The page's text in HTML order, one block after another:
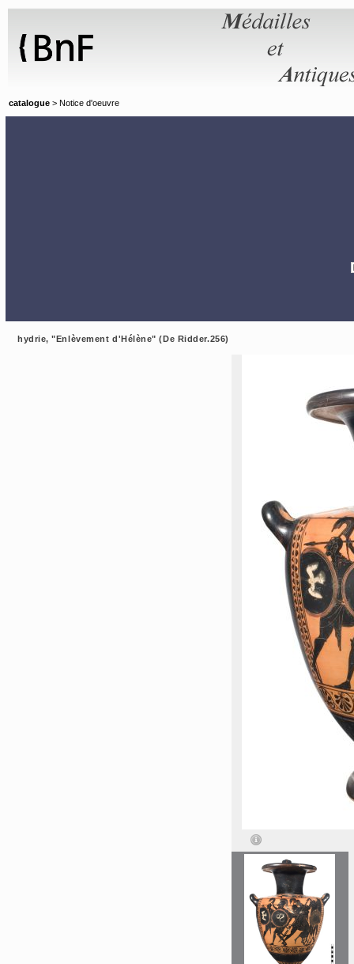
catalogue > Notice d'oeuvre
hydrie, "Enlèvement d'Hélène" (De Ridder.256)